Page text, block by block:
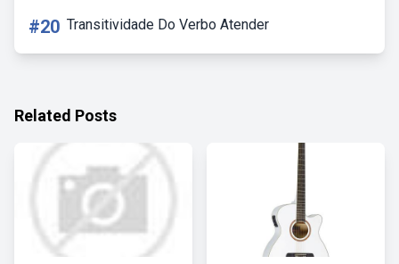
#20 Transitividade Do Verbo Atender
Related Posts